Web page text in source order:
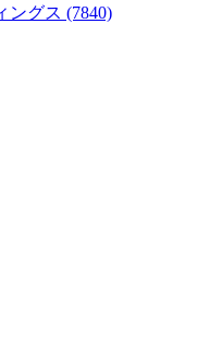
ングス (7840)